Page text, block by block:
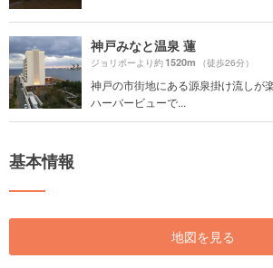
神戸みなと温泉 蓮
ジョリポーより約1520m （徒歩26分）
神戸の市街地にある源泉掛け流しが
ハーバービューで...
基本情報
地図を見る